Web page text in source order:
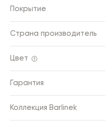
Покрытие
Страна производитель
Цвет
Гарантия
Коллекция Barlinek